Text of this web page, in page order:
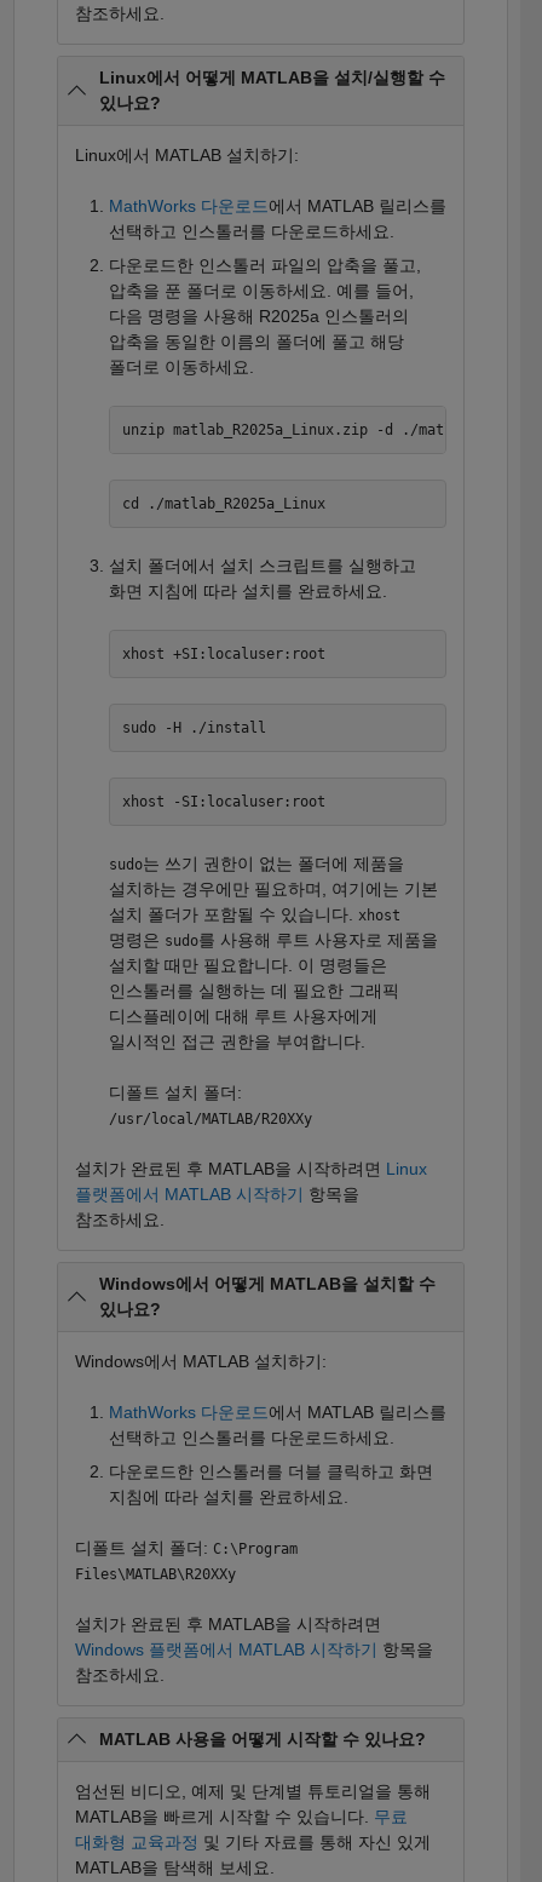
참조하세요.
Linux에서 어떻게 MATLAB을 설치/실행할 수
있나요?
Linux에서 MATLAB 설치하기:
MathWorks 다운로드에서 MATLAB 릴리스를
선택하고 인스톨러를 다운로드하세요.
다운로드한 인스톨러 파일의 압축을 풀고,
압축을 푼 폴더로 이동하세요. 예를 들어,
다음 명령을 사용해 R2025a 인스톨러의
압축을 동일한 이름의 폴더에 풀고 해당
폴더로 이동하세요.
설치 폴더에서 설치 스크립트를 실행하고
화면 지침에 따라 설치를 완료하세요.
sudo는 쓰기 권한이 없는 폴더에 제품을
설치하는 경우에만 필요하며, 여기에는 기본
설치 폴더가 포함될 수 있습니다.
xhost
명령은 sudo를 사용해 루트 사용자로 제품을
설치할 때만 필요합니다. 이 명령들은
인스톨러를 실행하는 데 필요한 그래픽
디스플레이에 대해 루트 사용자에게
일시적인 접근 권한을 부여합니다.
디폴트 설치 폴더:
/usr/local/MATLAB/R20XXy
설치가 완료된 후 MATLAB을 시작하려면 Linux
플랫폼에서 MATLAB 시작하기 항목을
참조하세요.
Windows에서 어떻게 MATLAB을 설치할 수
있나요?
Windows에서 MATLAB 설치하기:
MathWorks 다운로드에서 MATLAB 릴리스를
선택하고 인스톨러를 다운로드하세요.
다운로드한 인스톨러를 더블 클릭하고 화면
지침에 따라 설치를 완료하세요.
디폴트 설치 폴더: C:\Program
Files\MATLAB\R20XXy
설치가 완료된 후 MATLAB을 시작하려면
Windows 플랫폼에서 MATLAB 시작하기 항목을
참조하세요.
MATLAB 사용을 어떻게 시작할 수 있나요?
엄선된 비디오, 예제 및 단계별 튜토리얼을 통해
MATLAB을 빠르게 시작할 수 있습니다. 무료
대화형 교육과정 및 기타 자료를 통해 자신 있게
MATLAB을 탐색해 보세요.